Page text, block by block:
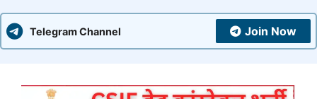
Telegram Channel Join Now